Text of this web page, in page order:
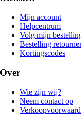
Mijn account
Helpcentrum
Volg mijn
Bestelling
Kortingscodes
Over
Wie zijn wij?
Neem contact op